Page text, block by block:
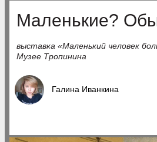
Маленькие?
выставка «Маленький человек
Музее Тропинина
Галина Иванкина